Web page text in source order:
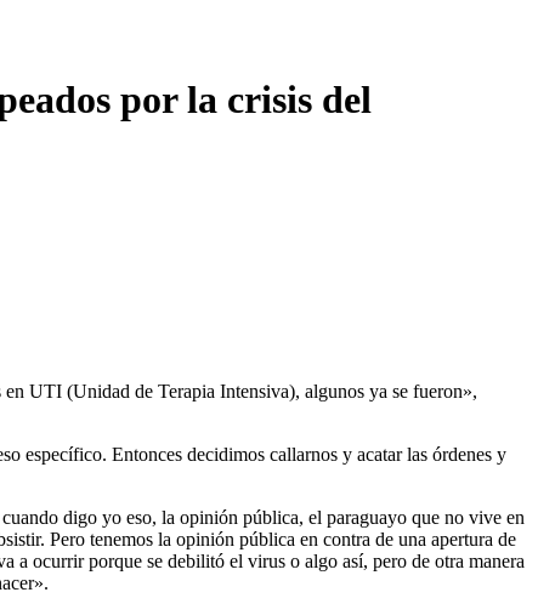
por la crisis del
UTI (Unidad de Terapia Intensiva), algunos ya se fueron»,
específico. Entonces decidimos callarnos y acatar las órdenes y
digo yo eso, la opinión pública, el paraguayo que no vive en
Pero tenemos la opinión pública en contra de una apertura de
a ocurrir porque se debilitó el virus o algo así, pero de otra manera